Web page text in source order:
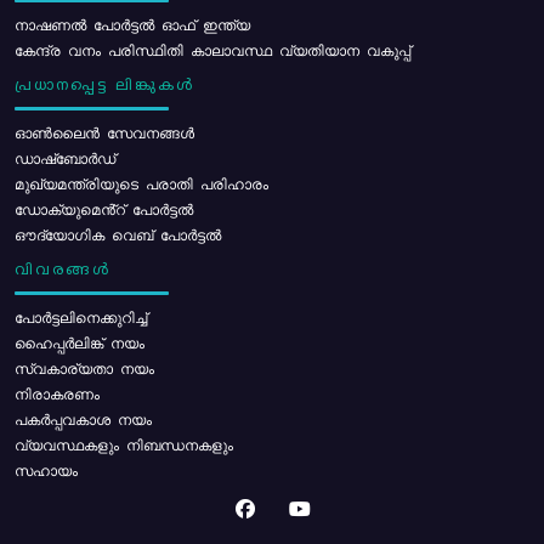
നാഷണൽ പോർട്ടൽ ഓഫ് ഇന്ത്യ
കേന്ദ്ര വനം പരിസ്ഥിതി കാലാവസ്ഥ വ്യതിയാന വകുപ്പ്
പ്രധാനപ്പെട്ട ലിങ്കുകൾ
ഓൺലൈൻ സേവനങ്ങൾ
ഡാഷ്ബോർഡ്
മുഖ്യമന്ത്രിയുടെ പരാതി പരിഹാരം
ഡോക്യുമെൻ്റ് പോർട്ടൽ
ഔദ്യോഗിക വെബ് പോർട്ടൽ
വിവരങ്ങൾ
പോര്‍ട്ടലിനെക്കുറിച്ച്
ഹൈപ്പർലിങ്ക് നയം
സ്വകാര്യതാ നയം
നിരാകരണം
പകർപ്പവകാശ നയം
വ്യവസ്ഥകളും നിബന്ധനകളും
സഹായം